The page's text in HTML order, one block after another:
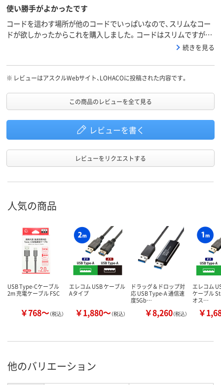
使い勝手がよかったです
コードを這わす場所が他のコードでいっぱいなので、スリムなコー
ドが欲しかったからこれを購入しました。コードはスリムですが、
続きを見る
※ レビューはアスクルWebサイト、LOHACOに投稿された内容です。
この商品のレビューを全て見る
レビューを書く
レビューをリクエストする
人気の商品
USB Type-Cケーブル
2m 充電ケーブル FSC
￥768～（税込）
エレコム USB ケーブル
Aタイプ
￥1,880～（税込）
ドラッグ＆ドロップ対
応 USB Type-A 通信速
度5Gb…
￥8,260（税込）
エレコム
ケーブル
オス…
￥
他のバリエーション